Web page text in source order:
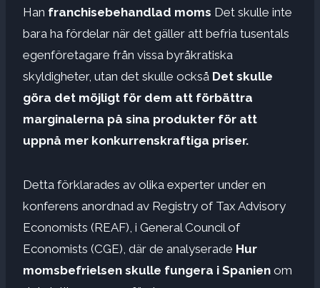
Han franchisebehandlad moms Det skulle inte
bara ha fördelar när det gäller att befria tusentals
egenföretagare från vissa byråkratiska
skyldigheter, utan det skulle också Det skulle
göra det möjligt för dem att förbättra
marginalerna på sina produkter för att
uppnå mer konkurrenskraftiga priser.
Detta förklarades av olika experter under en
konferens anordnad av Registry of Tax Advisory
Economists (REAF), i General Council of
Economists (CGE), där de analyserade Hur
momsbefrielsen skulle fungera i Spanien om